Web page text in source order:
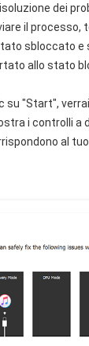
dei
il processo,
sbloccato
allo stato
su "Start",
i controlli a
al